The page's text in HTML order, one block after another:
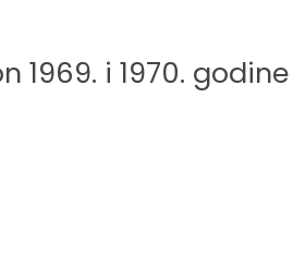
i 1970.